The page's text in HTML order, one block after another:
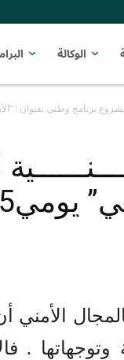
الوكالة
مشروع برنامج وطني بعنوان :
فيفري 2025
الأمني
.